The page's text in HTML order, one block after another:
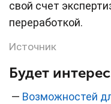
свой счет
переработкой.
Источник
Будет
— Возможностей